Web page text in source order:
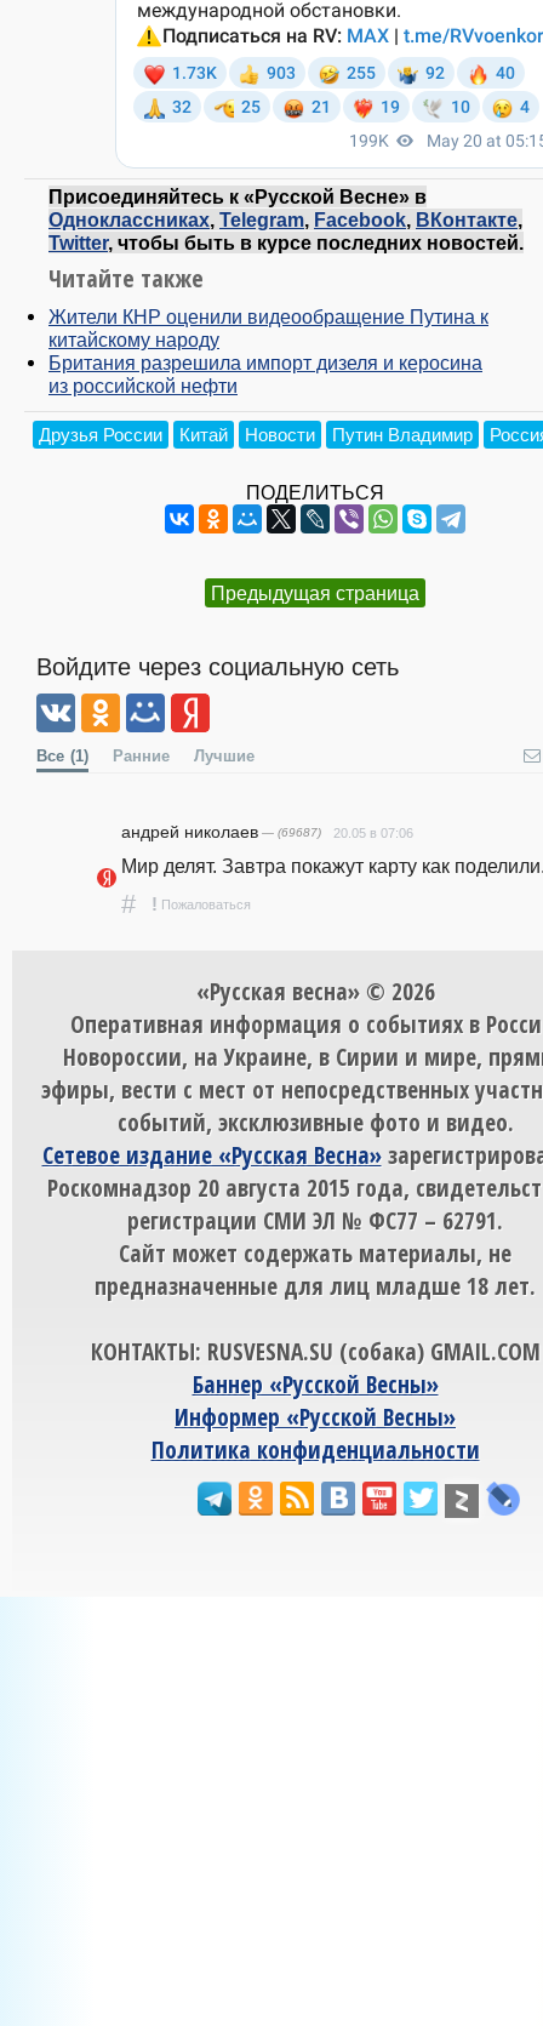
Присоединяйтесь к «Русской Весне» в
Одноклассниках, Telegram, Facebook, ВКонтакте,
Twitter, чтобы быть в курсе последних новостей.
Читайте также
Жители КНР оценили видеообращение Путина к
китайскому народу
Британия разрешила импорт дизеля и керосина
из российской нефти
Друзья России Китай Новости Путин Владимир
ПОДЕЛИТЬСЯ
Предыдущая страница
Войдите через социальную сеть
Все (1) Ранние Лучшие
андpeй николаев — (69687) 20.05 в 07:06
Мир делят. Завтра покажут карту как
# ! Пожаловаться
«Русская весна» © 2026
Оперативная информация о событиях в
Новороссии, на Украине, в Сирии и мире,
эфиры, вести с мест от непосредственных
событий, эксклюзивные фото и видео.
Сетевое издание «Русская Весна»
Роскомнадзор 20 августа 2015 года,
регистрации СМИ ЭЛ № ФС77 – 62791.
Сайт может содержать материалы, не
предназначенные для лиц младше 18 лет.
КОНТАКТЫ: RUSVESNA.SU (собака) GMAIL.COM
Баннер «Русской Весны»
Информер «Русской Весны»
Политика конфиденциальности